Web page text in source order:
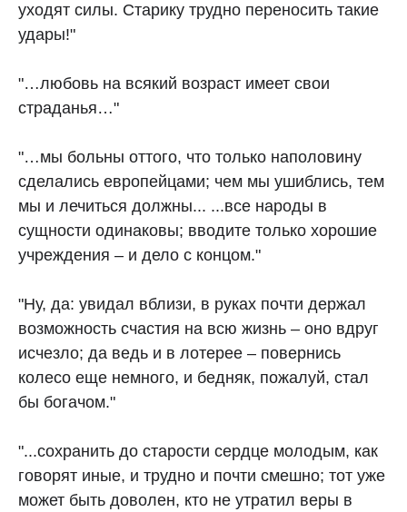
уходят силы. Старику трудно переносить такие
удары!"
"…любовь на всякий возраст имеет свои
страданья…"
"…мы больны оттого, что только наполовину
сделались европейцами; чем мы ушиблись, тем
мы и лечиться должны... ...все народы в
сущности одинаковы; вводите только хорошие
учреждения – и дело с концом."
"Ну, да: увидал вблизи, в руках почти держал
возможность счастия на всю жизнь – оно вдруг
исчезло; да ведь и в лотерее – повернись
колесо еще немного, и бедняк, пожалуй, стал
бы богачом."
"...сохранить до старости сердце молодым, как
говорят иные, и трудно и почти смешно; тот уже
может быть доволен, кто не утратил веры в